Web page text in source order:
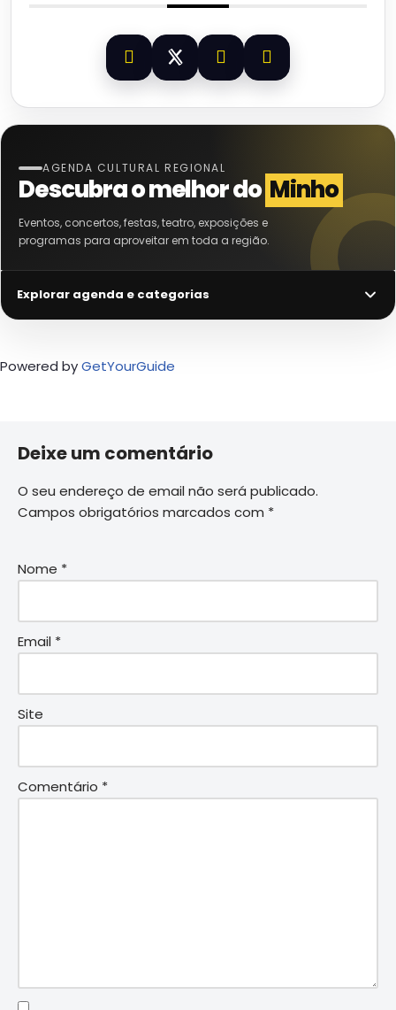
AGENDA CULTURAL REGIONAL
Descubra o melhor do Minho
Eventos, concertos, festas, teatro, exposições e
programas para aproveitar em toda a região.
Explorar agenda e categorias
Powered byGetYourGuide
Deixe um comentário
O seu endereço de email não será publicado.
Campos obrigatórios marcados com *
Nome *
Email *
Site
Comentário *